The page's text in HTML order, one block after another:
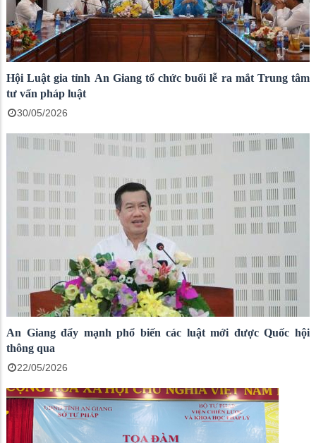
Hội Luật gia tỉnh An Giang tổ chức buổi lễ ra mắt Trung tâm
tư vấn pháp luật
30/05/2026
An Giang đẩy mạnh phổ biến các luật mới được Quốc hội
thông qua
22/05/2026